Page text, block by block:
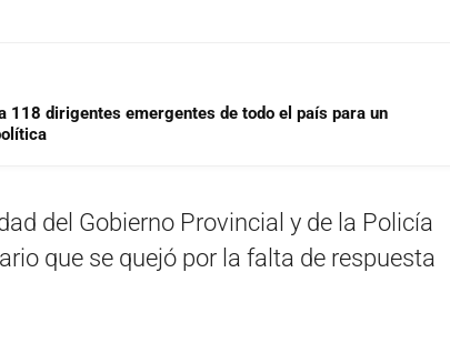
118 dirigentes emergentes de todo el país para un
del Gobierno Provincial y de la Policía
que se quejó por la falta de respuesta